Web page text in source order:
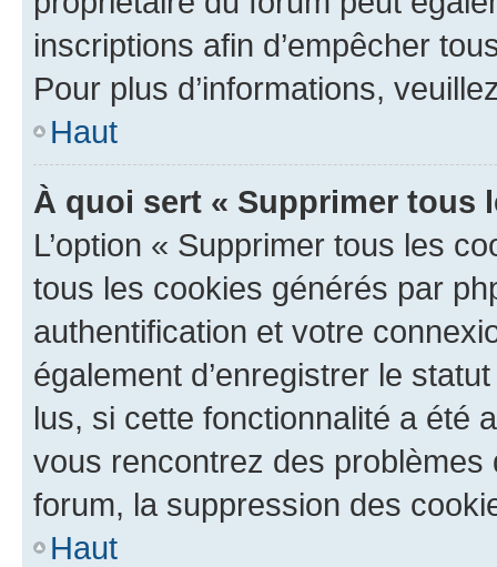
inscriptions afin d’empêcher
Pour plus d’informations,
Haut
À quoi sert « Supprimer tous
L’option « Supprimer tous les
tous les cookies générés par
authentification et votre
également d’enregistrer le
lus, si cette fonctionnalité a été
vous rencontrez des
forum, la suppression des
Haut